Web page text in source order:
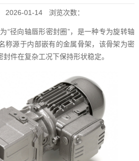
2026-01-14 浏览次数：
“径向轴唇形密封圈”，是一种专为旋转轴
称源于内部嵌有的金属骨架，该骨架为密
件在复杂工况下保持形状稳定。